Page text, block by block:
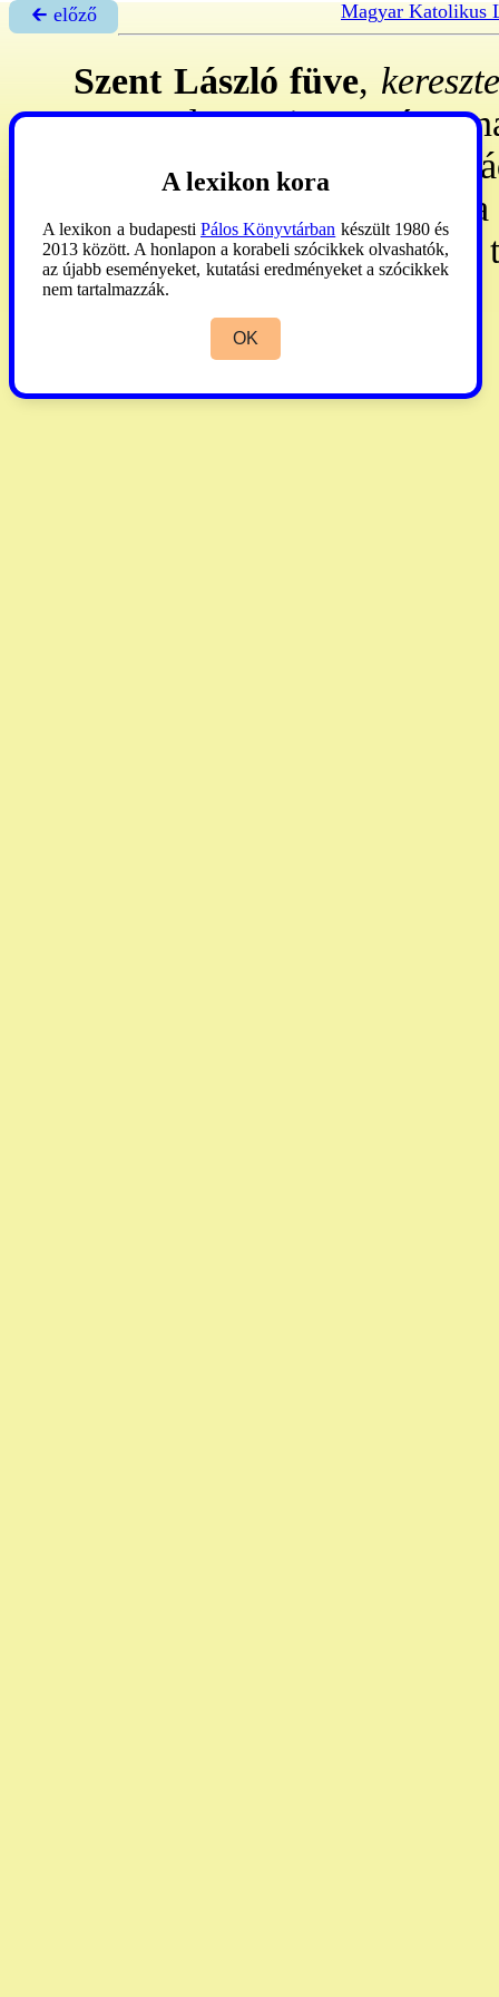
🡰 előző Magyar Katolikus
Szent László füve,
A monda szerint nevét
mirigyhalál tizedelte, ~
fű, amelyet kilőtt nyila
orvossággá váljék. Így is
tőle. **
A lexikon kora
A lexikon a budapesti Pálos Könyvtárban készült 1980 és
2013 között. A honlapon a korabeli szócikkek olvashatók,
az újabb eseményeket, kutatási eredményeket a szócikkek
nem tartalmazzák.
OK